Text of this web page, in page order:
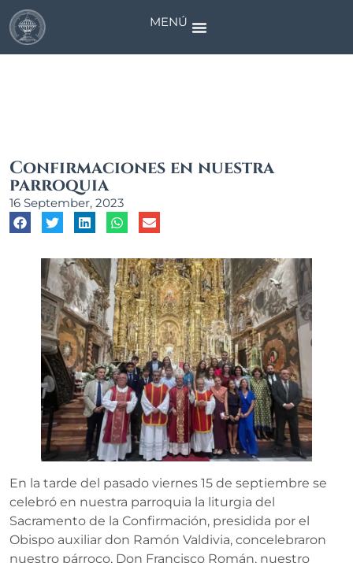
MENÚ
Confirmaciones en nuestra
parroquia
16 September, 2023
En la tarde del pasado viernes 15 de septiembre se
celebró en nuestra parroquia la liturgia del
Sacramento de la Confirmación, presidida por el
Obispo auxiliar don Ramón Valdivia, concelebraron
nuestro párroco, Don Francisco Román, nuestro